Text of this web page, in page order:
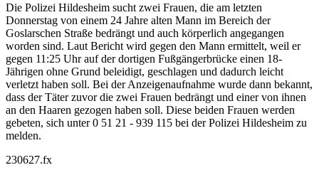
Die Polizei Hildesheim sucht zwei Frauen, die am letzten
Donnerstag von einem 24 Jahre alten Mann im Bereich der
Goslarschen Straße bedrängt und auch körperlich angegangen
worden sind. Laut Bericht wird gegen den Mann ermittelt, weil er
gegen 11:25 Uhr auf der dortigen Fußgängerbrücke einen 18-
Jährigen ohne Grund beleidigt, geschlagen und dadurch leicht
verletzt haben soll. Bei der Anzeigenaufnahme wurde dann bekannt,
dass der Täter zuvor die zwei Frauen bedrängt und einer von ihnen
an den Haaren gezogen haben soll. Diese beiden Frauen werden
gebeten, sich unter 0 51 21 - 939 115 bei der Polizei Hildesheim zu
melden.
230627.fx